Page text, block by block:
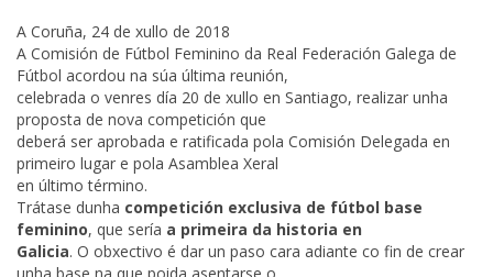
A Coruña, 24 de xullo de 2018
A Comisión de Fútbol Feminino da Real Federación Galega de
Fútbol acordou na súa última reunión,
celebrada o venres día 20 de xullo en Santiago, realizar unha
proposta de nova competición que
deberá ser aprobada e ratificada pola Comisión Delegada en
primeiro lugar e pola Asamblea Xeral
en último término.
Trátase dunha competición exclusiva de fútbol base
feminino, que sería a primeira da historia en
Galicia. O obxectivo é dar un paso cara adiante co fin de crear